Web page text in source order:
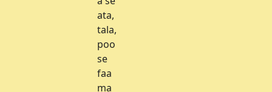
ata,
tala,
poo
se
faa
ma